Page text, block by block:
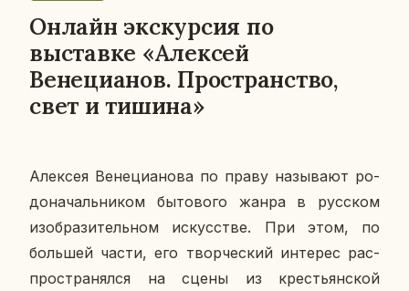
Онлайн экскурсия по
выставке «Алексей
Венецианов. Пространство,
свет и тишина»
Алек­сея Ве­не­ци­а­но­ва по праву на­зы­ва­ют ро­
до­на­чаль­ни­ком бы­то­во­го жанра в рус­ском
изоб­ра­зи­тель­ном ис­кус­стве. При этом, по
боль­шей части, его твор­че­ский ин­те­рес рас­
про­стра­нял­ся на сцены из кре­стьян­ской